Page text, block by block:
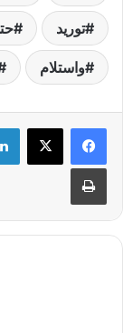
توريد
واستلام
طباعة